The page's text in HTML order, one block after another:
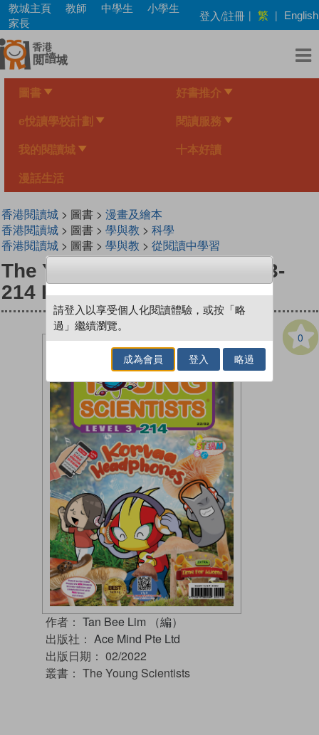
Skip
main
content
教城主頁 教師 中學生
小學生
家長
登入/註冊 | 繁 | English
圖書 好書推介
e悅讀學校計劃 閱讀服務
我的閱讀城 十本好讀
漫話生活
香港閱讀城> 圖書 > 漫畫及繪本
香港閱讀城> 圖書 > 學與教 > 科學
香港閱讀城> 圖書 > 學與教 > 從閱讀中學習
The Young Scientists Level 3-
214 Korvaa Headphones
0
作者： Tan Bee Lim （編）
出版社： Ace Mind Pte Ltd
出版日期： 02/2022
叢書： The Young Scientists
請登入以享受個人化閱讀體驗，或按「略
過」繼續瀏覽。
成為會員 登入 略過